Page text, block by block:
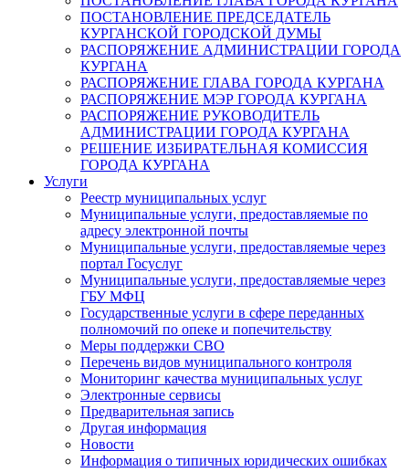
ПОСТАНОВЛЕНИЕ ПРЕДСЕДАТЕЛЬ
КУРГАНСКОЙ ГОРОДСКОЙ ДУМЫ
РАСПОРЯЖЕНИЕ АДМИНИСТРАЦИИ ГОРОДА
КУРГАНА
РАСПОРЯЖЕНИЕ ГЛАВА ГОРОДА КУРГАНА
РАСПОРЯЖЕНИЕ МЭР ГОРОДА КУРГАНА
РАСПОРЯЖЕНИЕ РУКОВОДИТЕЛЬ
АДМИНИСТРАЦИИ ГОРОДА КУРГАНА
РЕШЕНИЕ ИЗБИРАТЕЛЬНАЯ КОМИССИЯ
ГОРОДА КУРГАНА
Услуги
Реестр муниципальных услуг
Муниципальные услуги, предоставляемые по
адресу электронной почты
Муниципальные услуги, предоставляемые через
портал Госуслуг
Муниципальные услуги, предоставляемые через
ГБУ МФЦ
Государственные услуги в сфере переданных
полномочий по опеке и попечительству
Меры поддержки СВО
Перечень видов муниципального контроля
Мониторинг качества муниципальных услуг
Электронные сервисы
Предварительная запись
Другая информация
Новости
Информация о типичных юридических ошибках